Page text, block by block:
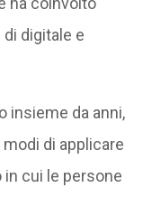
digitale e
insieme da anni,
di applicare
in cui le persone